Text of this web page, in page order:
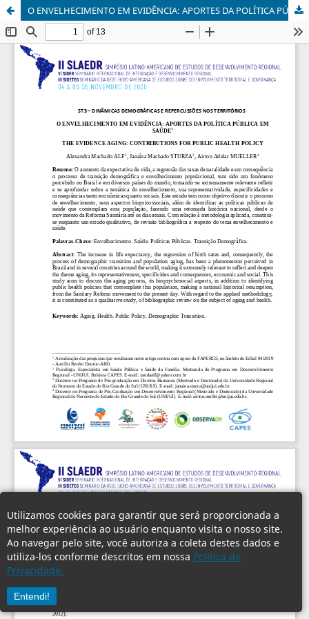
Utilizamos cookies para garantir que será proporcionada a
melhor experiência ao usuário enquanto visita o nosso site.
Ao navegar pelo site, você autoriza a coleta destes dados e
utiliza-los conforme descritos em nossa Política de
Privacidade.
Entendi!
O ENVELHECIMENTO EM EVIDÊNCIA: APORTES DA POLÍTICA PÚBLICA EM SAÚDE